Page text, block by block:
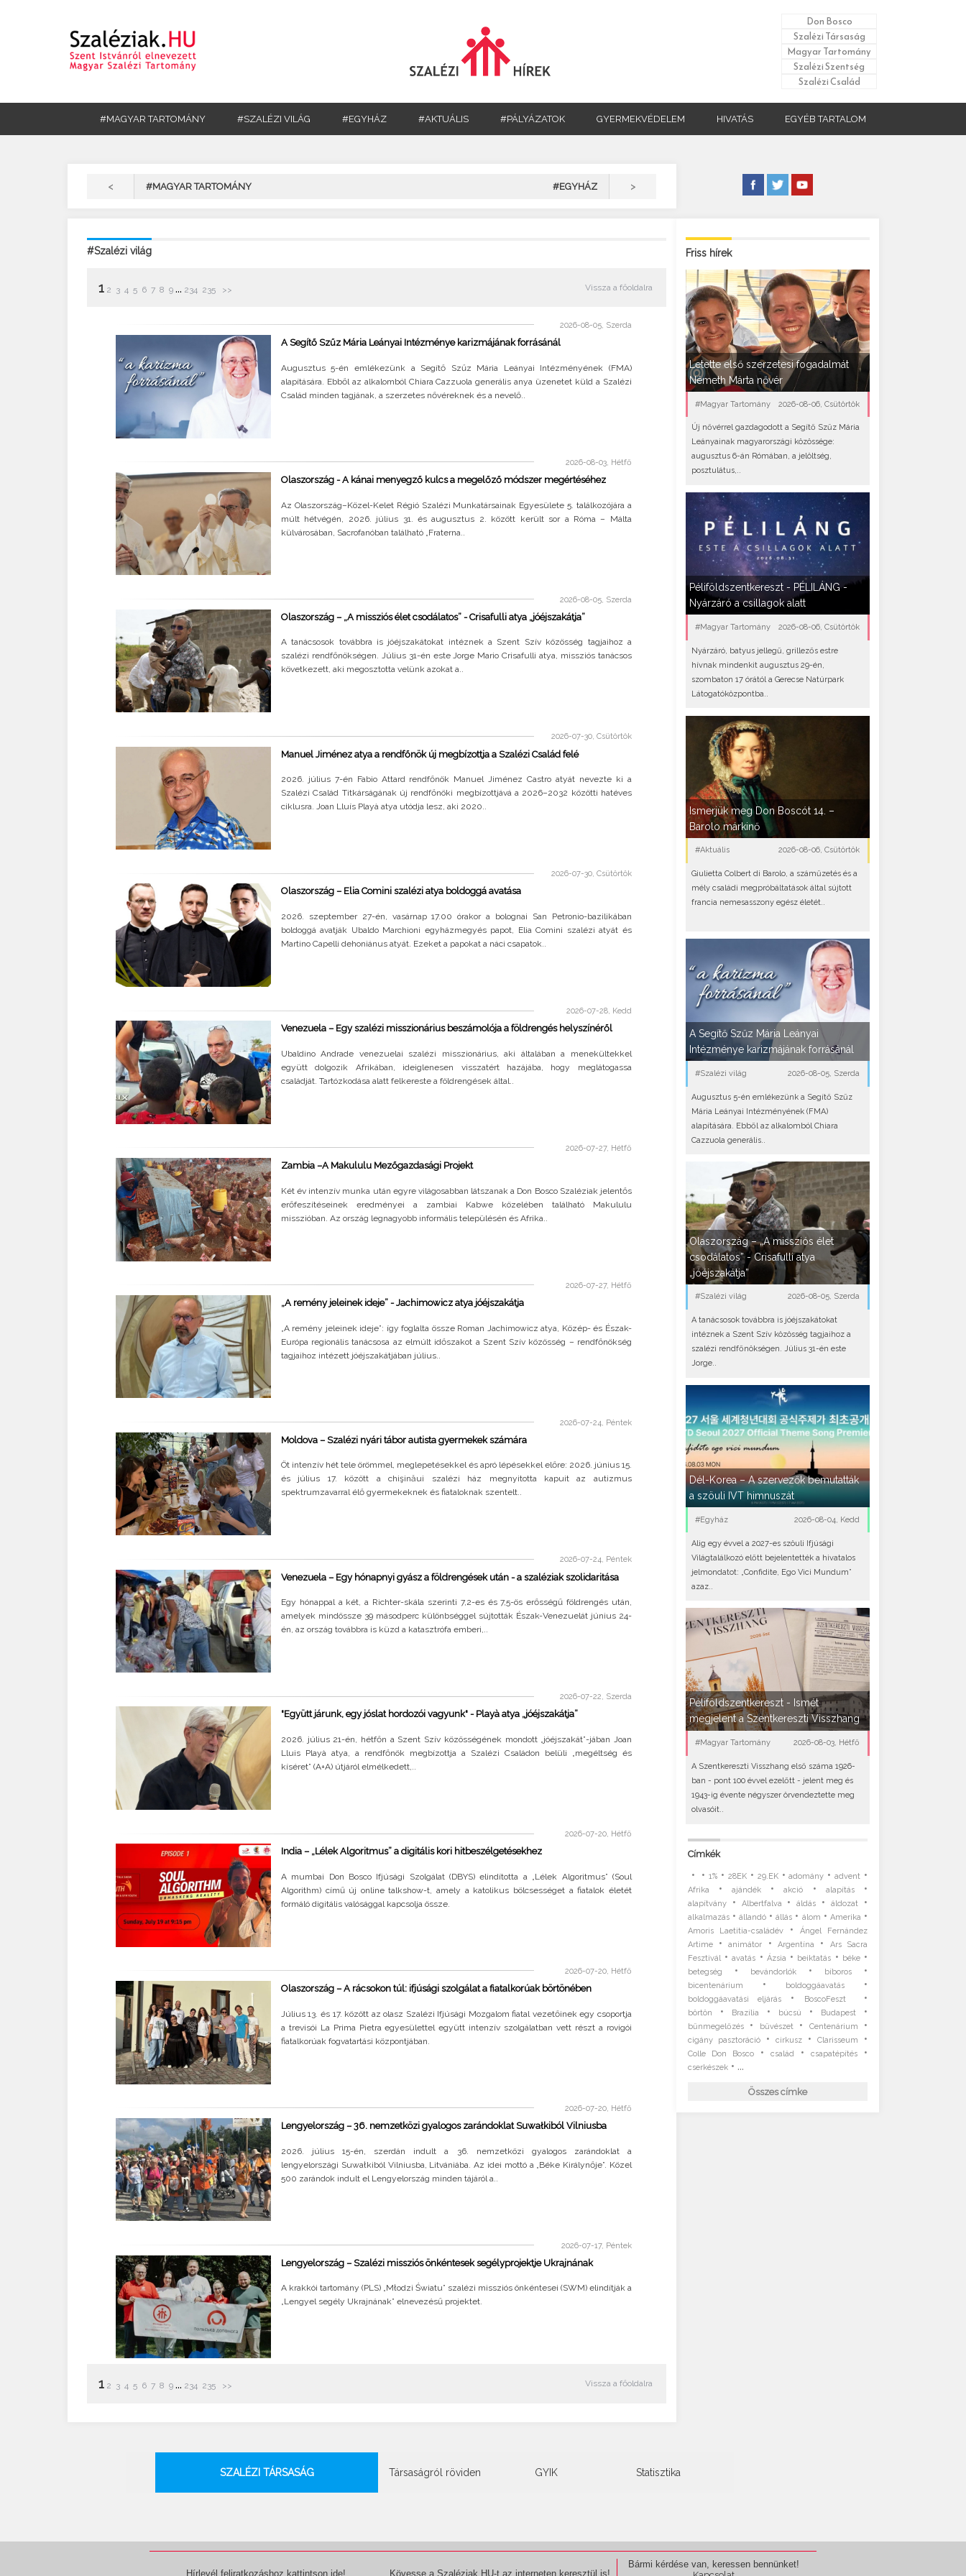
Don Bosco
Szalézi Társaság
Magyar Tartomány
Szalézi Szentség
Szalézi Család
#MAGYAR TARTOMÁNY #SZALÉZI VILÁG #EGYHÁZ #AKTUÁLIS #PÁLYÁZATOK GYERMEKVÉDELEM HIVATÁS EGYÉB TARTALOM
< #MAGYAR TARTOMÁNY #EGYHÁZ >
#Szalézi világ
Vissza a főoldalra
1 2 3 4 5 6 7 8 9 ... 234 235 >>
2026-08-05, Szerda
A Segítő Szűz Mária Leányai Intézménye karizmájának forrásánál
Augusztus 5-én emlékezünk a Segítő Szűz Mária Leányai Intézményének (FMA)
alapítására. Ebből az alkalomból Chiara Cazzuola generális anya üzenetet küld a Szalézi
Család minden tagjának, a szerzetes nővéreknek és a nevelő..
2026-08-03, Hétfő
Olaszország - A kánai menyegző kulcs a megelőző módszer megértéséhez
Az Olaszország–Közel-Kelet Régió Szalézi Munkatársainak Egyesülete 5. találkozójára a
múlt hétvégén, 2026. július 31. és augusztus 2. között került sor a Róma – Málta
külvárosában, Sacrofanóban található „Fraterna..
2026-08-05, Szerda
Olaszország – „A missziós élet csodálatos” - Crisafulli atya „jóéjszakátja”
A tanácsosok továbbra is jóéjszakátokat intéznek a Szent Szív közösség tagjaihoz a
szalézi rendfőnökségen. Július 31-én este Jorge Mario Crisafulli atya, missziós tanácsos
következett, aki megosztotta velünk azokat a..
2026-07-30, Csütörtök
Manuel Jiménez atya a rendfőnök új megbízottja a Szalézi Család felé
2026. július 7-én Fabio Attard rendfőnök Manuel Jiménez Castro atyát nevezte ki a
Szalézi Család Titkárságának új rendfőnöki megbízottjává a 2026–2032 közötti hatéves
ciklusra. Joan Lluís Playà atya utódja lesz, aki 2020..
2026-07-30, Csütörtök
Olaszország – Elia Comini szalézi atya boldoggá avatása
2026. szeptember 27-én, vasárnap 17.00 órakor a bolognai San Petronio-bazilikában
boldoggá avatják Ubaldo Marchioni egyházmegyés papot, Elia Comini szalézi atyát és
Martino Capelli dehoniánus atyát. Ezeket a papokat a náci csapatok..
2026-07-28, Kedd
Venezuela – Egy szalézi misszionárius beszámolója a földrengés helyszínéről
Ubaldino Andrade venezuelai szalézi misszionárius, aki általában a menekültekkel
együtt dolgozik Afrikában, ideiglenesen visszatért hazájába, hogy meglátogassa
családját. Tartózkodása alatt felkereste a földrengések által..
2026-07-27, Hétfő
Zambia –A Makululu Mezőgazdasági Projekt
Két év intenzív munka után egyre világosabban látszanak a Don Bosco Szaléziak jelentős
erőfeszítéseinek eredményei a zambiai Kabwe közelében található Makululu
misszióban. Az ország legnagyobb informális településén és Afrika..
2026-07-27, Hétfő
„A remény jeleinek ideje” - Jachimowicz atya jóéjszakátja
„A remény jeleinek ideje”: így foglalta össze Roman Jachimowicz atya, Közép- és Észak-
Európa regionális tanácsosa az elmúlt időszakot a Szent Szív közösség – rendfőnökség
tagjaihoz intézett jóéjszakátjában július..
2026-07-24, Péntek
Moldova – Szalézi nyári tábor autista gyermekek számára
Öt intenzív hét tele örömmel, meglepetésekkel és apró lépésekkel előre: 2026. június 15.
és július 17. között a chişinăui szalézi ház megnyitotta kapuit az autizmus
spektrumzavarral élő gyermekeknek és fiataloknak szentelt..
2026-07-24, Péntek
Venezuela – Egy hónapnyi gyász a földrengések után - a szaléziak szolidaritása
Egy hónappal a két, a Richter-skála szerinti 7,2-es és 7,5-ös erősségű földrengés után,
amelyek mindössze 39 másodperc különbséggel sújtották Észak-Venezuelát június 24-
én, az ország továbbra is küzd a katasztrófa emberi,..
2026-07-22, Szerda
"Együtt járunk, egy jóslat hordozói vagyunk" - Playà atya „jóéjszakátja”
2026. július 21-én, hétfőn a Szent Szív közösségének mondott „jóéjszakát”-jában Joan
Lluis Playà atya, a rendfőnök megbízottja a Szalézi Családon belüli „megéltség és
kíséret” (A+A) útjáról elmélkedett,..
2026-07-20, Hétfő
India – „Lélek Algoritmus” a digitális kori hitbeszélgetésekhez
A mumbai Don Bosco Ifjúsági Szolgálat (DBYS) elindította a „Lélek Algoritmus” (Soul
Algorithm) című új online talkshow-t, amely a katolikus bölcsességet a fiatalok életét
formáló digitális valósággal kapcsolja össze.
2026-07-20, Hétfő
Olaszország – A rácsokon túl: ifjúsági szolgálat a fiatalkorúak börtönében
Július 13. és 17. között az olasz Szalézi Ifjúsági Mozgalom fiatal vezetőinek egy csoportja
a trevisói La Prima Pietra egyesülettel együtt intenzív szolgálatban vett részt a rovigói
fiatalkorúak fogvatartási központjában.
2026-07-20, Hétfő
Lengyelország – 36. nemzetközi gyalogos zarándoklat Suwałkiból Vilniusba
2026. július 15-én, szerdán indult a 36. nemzetközi gyalogos zarándoklat a
lengyelországi Suwałkiból Vilniusba, Litvániába. Az idei mottó a „Béke Királynője”. Közel
500 zarándok indult el Lengyelország minden tájáról a..
2026-07-17, Péntek
Lengyelország – Szalézi missziós önkéntesek segélyprojektje Ukrajnának
A krakkói tartomány (PLS) „Młodzi Światu” szalézi missziós önkéntesei (SWM) elindítják a
„Lengyel segély Ukrajnának” elnevezésű projektet.
Vissza a főoldalra
1 2 3 4 5 6 7 8 9 ... 234 235 >>
Friss hírek
Letette első szerzetesi fogadalmát
Németh Márta nővér
#Magyar Tartomány 2026-08-06, Csütörtök
Új nővérrel gazdagodott a Segítő Szűz Mária
Leányainak magyarországi közössége:
augusztus 6-án Rómában, a jelöltség,
posztulátus,..
Péliföldszentkereszt - PÉLILÁNG -
Nyárzáró a csillagok alatt
#Magyar Tartomány 2026-08-06, Csütörtök
Nyárzáró, batyus jellegű, grillezős estre
hívnak mindenkit augusztus 29-én,
szombaton 17 órától a Gerecse Natúrpark
Látogatóközpontba..
Ismerjük meg Don Boscót 14. –
Barolo márkinő
#Aktuális 2026-08-06, Csütörtök
Giulietta Colbert di Barolo, a száműzetés és a
mély családi megpróbáltatások által sújtott
francia nemesasszony egész életét..
A Segítő Szűz Mária Leányai
Intézménye karizmájának forrásánál
#Szalézi világ 2026-08-05, Szerda
Augusztus 5-én emlékezünk a Segítő Szűz
Mária Leányai Intézményének (FMA)
alapítására. Ebből az alkalomból Chiara
Cazzuola generális..
Olaszország – „A missziós élet
csodálatos” - Crisafulli atya
„jóéjszakátja”
#Szalézi világ 2026-08-05, Szerda
A tanácsosok továbbra is jóéjszakátokat
intéznek a Szent Szív közösség tagjaihoz a
szalézi rendfőnökségen. Július 31-én este
Jorge..
Dél-Korea – A szervezők bemutatták
a szöuli IVT himnuszát
#Egyház 2026-08-04, Kedd
Alig egy évvel a 2027-es szöuli Ifjúsági
Világtalálkozó előtt bejelentették a hivatalos
jelmondatot: „Confidite, Ego Vici Mundum”
azaz..
Péliföldszentkereszt - Ismét
megjelent a Szentkereszti Visszhang
#Magyar Tartomány 2026-08-03, Hétfő
A Szentkereszti Visszhang első száma 1926-
ban - pont 100 évvel ezelőtt - jelent meg és
1943-ig évente négyszer örvendeztette meg
olvasóit..
Címkék
• •1% • 28EK• 29.EK•adomány •advent •
Afrika •ajándék •akció • alapítás•
alapítvány• Albertfalva •áldás •áldozat •
alkalmazás•állandó •állás • álom • Amerika •
Amoris Laetitia-családév•
Ángel Fernández
Artime•animátor •Argentína •
Ars Sacra
Fesztivál•avatás • Ázsia • beiktatás • béke•
betegség • bevándorlók• bíboros•
bicentenárium • boldoggáavatás•
boldoggáavatási eljárás • BoscoFeszt •
börtön • Brazília • búcsú • Budapest •
bűnmegelőzés• bűvészet• Centenárium •
cigány pasztoráció• cirkusz• Clarisseum •
Colle Don Bosco• család • csapatépítés •
cserkészek• ...
Összes címke
SZALÉZI TÁRSASÁG Társaságról röviden GYIK Statisztika
Hírlevél feliratkozáshoz kattintson ide! Kövesse a Szaléziak.HU-t az interneten keresztül is!
Bármi kérdése van, keressen bennünket!